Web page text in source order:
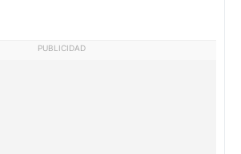
PUBLICIDAD